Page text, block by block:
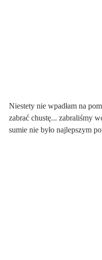
Niestety nie wpadłam na
zabrać chustę... zabraliśmy
sumie nie było najlepszym